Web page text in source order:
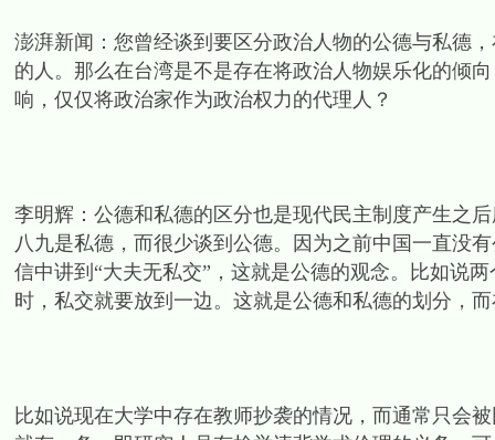
澎湃新闻：您曾经谈到要区分政治人物的公德与私德
的人。那么在台湾是不是存在将政治人物娱乐化的倾
响，仅仅将政治家作为政治权力的代理人？
李明辉：公德和私德的区分也是现代民主制度产生之
八九是私德，而很少谈到公德。因为之前中国一直没
信中讲到“大夫无私交”，这就是公德的观念。比如说
时，私交就要放到一边。这就是公德和私德的划分，
比如说现在大学中存在教师抄袭的情况，而通常只会